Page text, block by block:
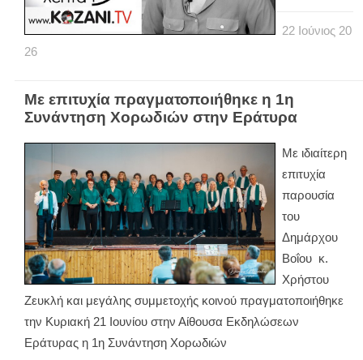
22 Ιούνιος 20
26
Με επιτυχία πραγματοποιήθηκε η 1η
Συνάντηση Χορωδιών στην Εράτυρα
Με ιδιαίτερη
επιτυχία
παρουσία
του
Δημάρχου
Βοΐου κ.
Χρήστου
Ζευκλή και μεγάλης συμμετοχής κοινού πραγματοποιήθηκε
την Κυριακή 21 Ιουνίου στην Αίθουσα Εκδηλώσεων
Εράτυρας η 1η Συνάντηση Χορωδιών